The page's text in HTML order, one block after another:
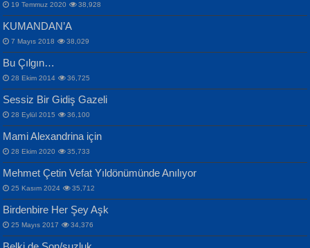
İPEK ACAR SERT
Gazze’nin Şecaati, Ümmetin İmtihanı...
MAHMUT GÜRBÜZ
İbrahim Olmak ve Bitirebilmek...
Selahattin Yıldız
İdrakimle Üşürken...
Songül Özel
Mahzen...
ERDEM BAYAZIT
Sana, Bana, Vatanıma, Ülkemin
İnsanlarına Dair...
NAZIM HİKMET RAN
Bir Cezaevinde, Tecritteki Adamın
Mektupları...
19 Temmuz 2020 38,928
KUMANDAN’A
7 Mayıs 2018 38,029
Bu Çılgın…
28 Ekim 2014 36,725
Sessiz Bir Gidiş Gazeli
28 Eylül 2015 36,100
Mami Alexandrina için
28 Ekim 2020 35,733
Mehmet Çetin Vefat Yıldönümünde Anılıyor
25 Kasım 2024 35,712
Birdenbire Her Şey Aşk
25 Mayıs 2017 34,376